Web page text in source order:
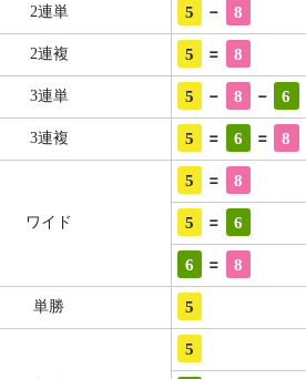
2連単 5 - 8
2連複 5 = 8
3連単 5 - 8 - 6
3連複 5 = 6 = 8
ワイド
5 = 8
5 = 6
6 = 8
単勝 5
5